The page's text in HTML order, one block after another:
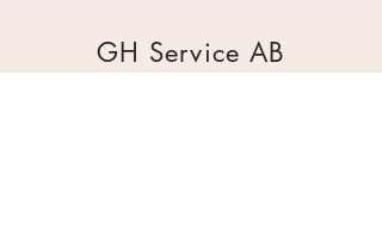
GH Service AB